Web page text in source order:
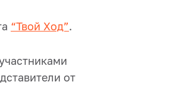
“Твой Ход”.
от